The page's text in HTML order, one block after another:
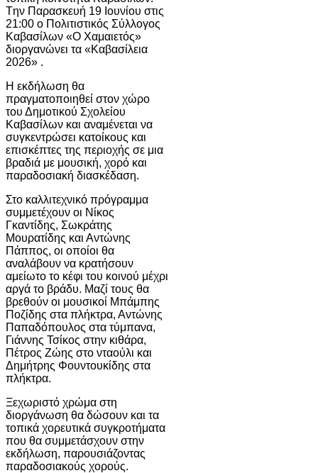
Tην Παρασκευή 19 Ιουνίου στις
21:00 ο Πολιτιστικός Σύλλογος
Καβασίλων «Ο Χαμαιετός»
διοργανώνει τα «Καβασίλεια
2026» .
Η εκδήλωση θα
πραγματοποιηθεί στον χώρο
του Δημοτικού Σχολείου
Καβασίλων και αναμένεται να
συγκεντρώσει κατοίκους και
επισκέπτες της περιοχής σε μια
βραδιά με μουσική, χορό και
παραδοσιακή διασκέδαση.
Στο καλλιτεχνικό πρόγραμμα
συμμετέχουν οι Νίκος
Γκαντίδης, Σωκράτης
Μουρατίδης και Αντώνης
Πάππος, οι οποίοι θα
αναλάβουν να κρατήσουν
αμείωτο το κέφι του κοινού μέχρι
αργά το βράδυ. Μαζί τους θα
βρεθούν οι μουσικοί Μπάμπης
Ποζίδης στα πλήκτρα, Αντώνης
Παπαδόπουλος στα τύμπανα,
Γιάννης Τσίκος στην κιθάρα,
Πέτρος Ζώης στο νταούλι και
Δημήτρης Φουντουκίδης στα
πλήκτρα.
Ξεχωριστό χρώμα στη
διοργάνωση θα δώσουν και τα
τοπικά χορευτικά συγκροτήματα
που θα συμμετάσχουν στην
εκδήλωση, παρουσιάζοντας
παραδοσιακούς χορούς.